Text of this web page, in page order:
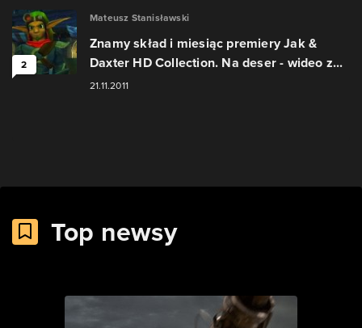
2
Mateusz Stanisławski
Znamy skład i miesiąc premiery Jak &
Daxter HD Collection. Na deser - wideo z...
21.11.2011
Top newsy